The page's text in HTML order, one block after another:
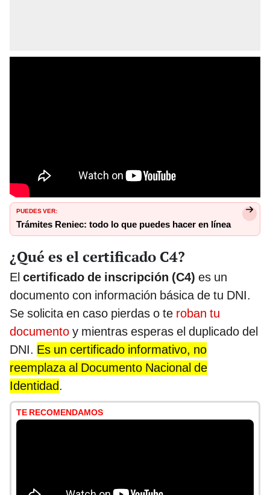
PUEDES VER:
Trámites Reniec: todo lo que puedes hacer en línea
¿Qué es el certificado C4?
El certificado de inscripción (C4) es un
documento con información básica de tu DNI.
Se solicita en caso pierdas o te roban tu
documento y mientras esperas el duplicado del
DNI. Es un certificado informativo, no
reemplaza al Documento Nacional de
Identidad.
TE RECOMENDAMOS